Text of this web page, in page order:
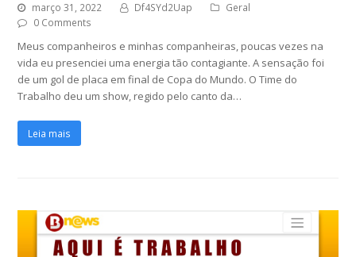
março 31, 2022 Df4SYd2Uap
Geral
0 Comments
Meus companheiros e minhas companheiras, poucas vezes na
vida eu presenciei uma energia tão contagiante. A sensação foi
de um gol de placa em final de Copa do Mundo. O Time do
Trabalho deu um show, regido pelo canto da…
Leia mais